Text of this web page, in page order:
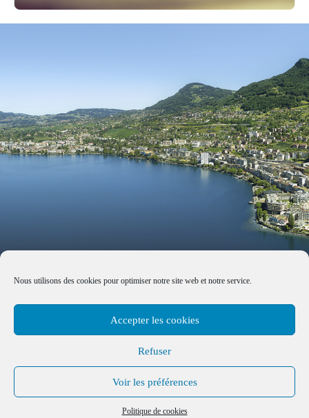
Nous utilisons des cookies pour optimiser notre site web et notre service.
Accepter les cookies
Refuser
Voir les préférences
Politique de cookies
B+G & Partners SA © 2026 –